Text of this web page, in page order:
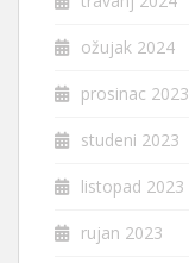
ožujak 2024
prosinac 2023
studeni 2023
listopad 2023
rujan 2023